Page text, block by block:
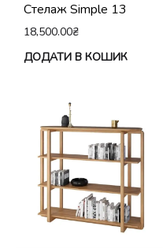
Стелаж Simple 13
18,500.00₴
ДОДАТИ В КОШИК